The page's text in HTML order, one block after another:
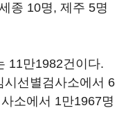
종 10명, 제주 5명
11만1982건이다.
시선별검사소에서 6
소에서 1만1967명